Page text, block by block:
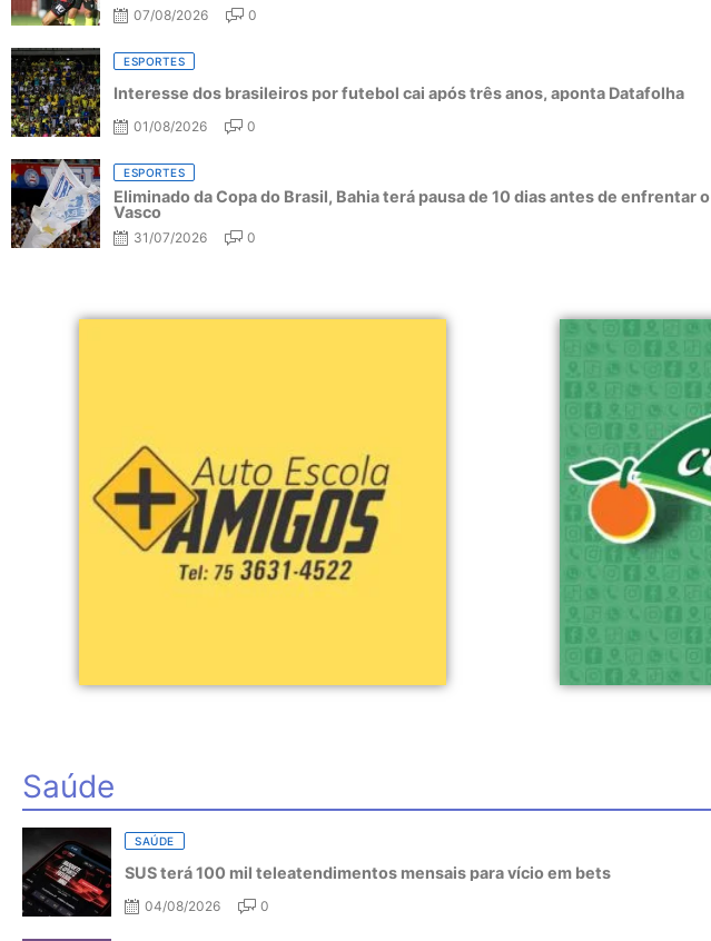
07/08/2026 0
ESPORTES
Interesse dos brasileiros por futebol cai após três anos, aponta Datafolha
01/08/2026 0
ESPORTES
Eliminado da Copa do Brasil, Bahia terá pausa de 10 dias antes de enfrentar o
Vasco
31/07/2026 0
Saúde
SAÚDE
SUS terá 100 mil teleatendimentos mensais para vício em bets
04/08/2026 0